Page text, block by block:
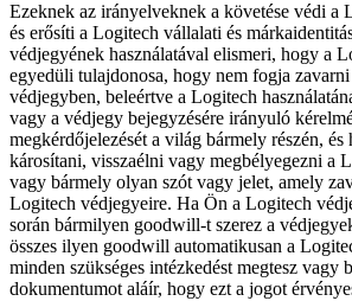
Ezeknek az irányelveknek a követése védi a
és erősíti a Logitech vállalati és
védjegyének használatával elismeri, hogy a
egyedüli tulajdonosa, hogy nem fogja
védjegyben, beleértve a Logitech
vagy a védjegy bejegyzésére irányuló
megkérdőjelezését a világ bármely részén,
károsítani, visszaélni vagy megbélyegezni a
vagy bármely olyan szót vagy jelet, amely
Logitech védjegyeire. Ha Ön a Logitech
során bármilyen goodwill-t szerez a
összes ilyen goodwill automatikusan a
minden szükséges intézkedést megtesz vagy
dokumentumot aláír, hogy ezt a jogot